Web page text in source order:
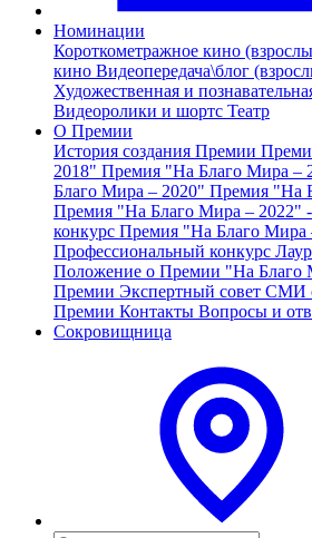
Номинации
Короткометражное кино
кино Видеопередача\блог
Художественная и
Видеоролики и шортс Театр
О Премии
История создания Премии
2018" Премия "На Благо Мира –
Благо Мира – 2020" Премия "На
Премия "На Благо Мира – 2022"
конкурс Премия "На Благо Мира
Профессиональный конкурс
Положение о Премии "На Благо
Премии Экспертный совет СМИ
Премии Контакты Вопросы и
Сокровищница